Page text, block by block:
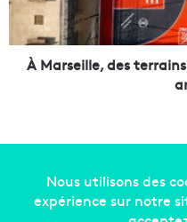
t
-
i
l
À Marseille, des
Copyright © 2014-2022